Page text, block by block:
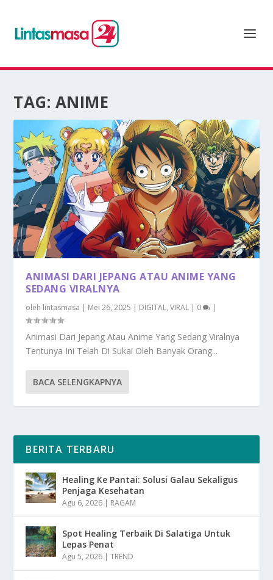
TAG: ANIME
ANIMASI DARI JEPANG ATAU ANIME YANG
SEDANG VIRALNYA
oleh lintasmasa | Mei 26, 2025 | DIGITAL,VIRAL | 0 |
Animasi Dari Jepang Atau Anime Yang Sedang Viralnya
Tentunya Ini Telah Di Sukai Oleh Banyak Orang...
BACA SELENGKAPNYA
BERITA TERBARU
Healing Ke Pantai: Solusi Galau Sekaligus
Penjaga Kesehatan
Agu 6, 2026 | RAGAM
Spot Healing Terbaik Di Salatiga Untuk
Lepas Penat
Agu 5, 2026 |TREND